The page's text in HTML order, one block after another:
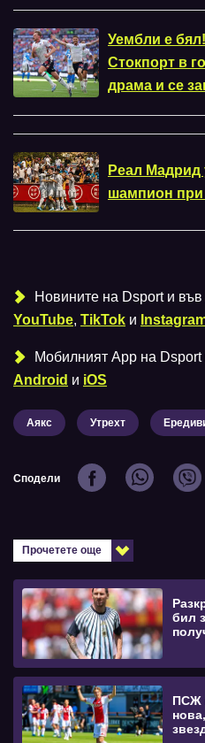
Уембли е
Стокпорт в
драма и се
Реал Мадрид
шампион при
Новините на Dsport и във
YouTube, TikTok и
Мобилният Аpp на Dsport
Android и iOS
Аякс Утрехт
Сподели
Прочетете още
бил
ПСЖ